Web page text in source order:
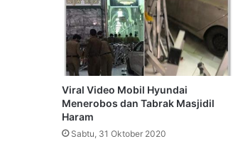
Viral Video Mobil Hyundai
Menerobos dan Tabrak Masjidil
Haram
Sabtu, 31 Oktober 2020